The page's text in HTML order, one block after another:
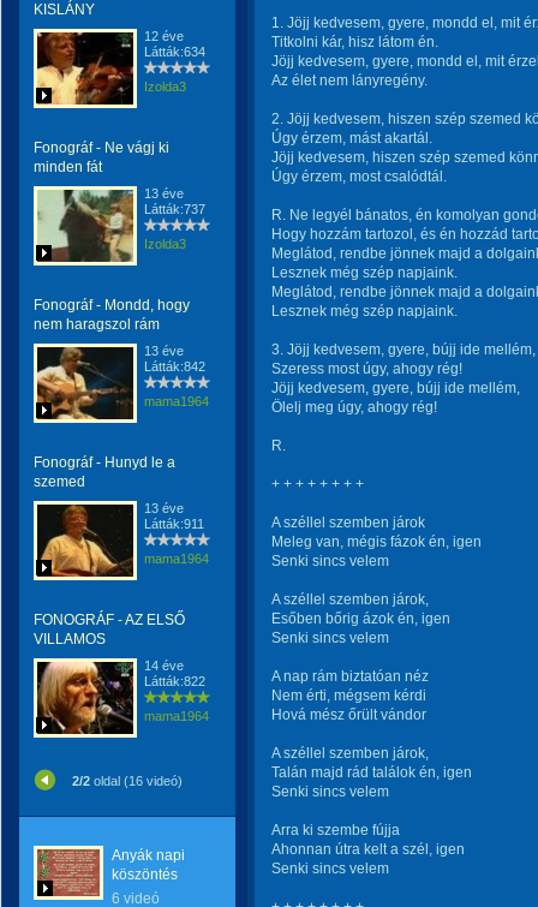
KISLÁNY
12 éve
Látták:634
Izolda3
Fonográf - Ne vágj ki
minden fát
13 éve
Látták:737
Izolda3
Fonográf - Mondd, hogy
nem haragszol rám
13 éve
Látták:842
mama1964
Fonográf - Hunyd le a
szemed
13 éve
Látták:911
mama1964
FONOGRÁF - AZ ELSŐ
VILLAMOS
14 éve
Látták:822
mama1964
2/2 oldal (16 videó)
Anyák napi
köszöntés
6 videó
1. Jöjj kedvesem, gyere, mondd el, mit
Titkolni kár, hisz látom én.
Jöjj kedvesem, gyere, mondd el, mit
Az élet nem lányregény.
2. Jöjj kedvesem, hiszen szép szemed
Úgy érzem, mást akartál.
Jöjj kedvesem, hiszen szép szemed
Úgy érzem, most csalódtál.
R. Ne legyél bánatos, én komolyan
Hogy hozzám tartozol, és én hozzád
Meglátod, rendbe jönnek majd a
Lesznek még szép napjaink.
Meglátod, rendbe jönnek majd a
Lesznek még szép napjaink.
3. Jöjj kedvesem, gyere, bújj ide mellém,
Szeress most úgy, ahogy rég!
Jöjj kedvesem, gyere, bújj ide mellém,
Ölelj meg úgy, ahogy rég!
R.
+ + + + + + + +
A széllel szemben járok
Meleg van, mégis fázok én, igen
Senki sincs velem
A széllel szemben járok,
Esőben bőrig ázok én, igen
Senki sincs velem
A nap rám biztatóan néz
Nem érti, mégsem kérdi
Hová mész őrült vándor
A széllel szemben járok,
Talán majd rád találok én, igen
Senki sincs velem
Arra ki szembe fújja
Ahonnan útra kelt a szél, igen
Senki sincs velem